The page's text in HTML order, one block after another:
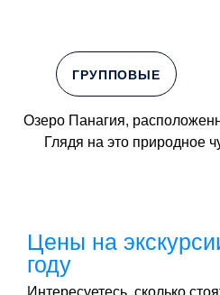
ГРУППОВЫЕ
Озеро Панагия,
Глядя на это природное
Цены на
году